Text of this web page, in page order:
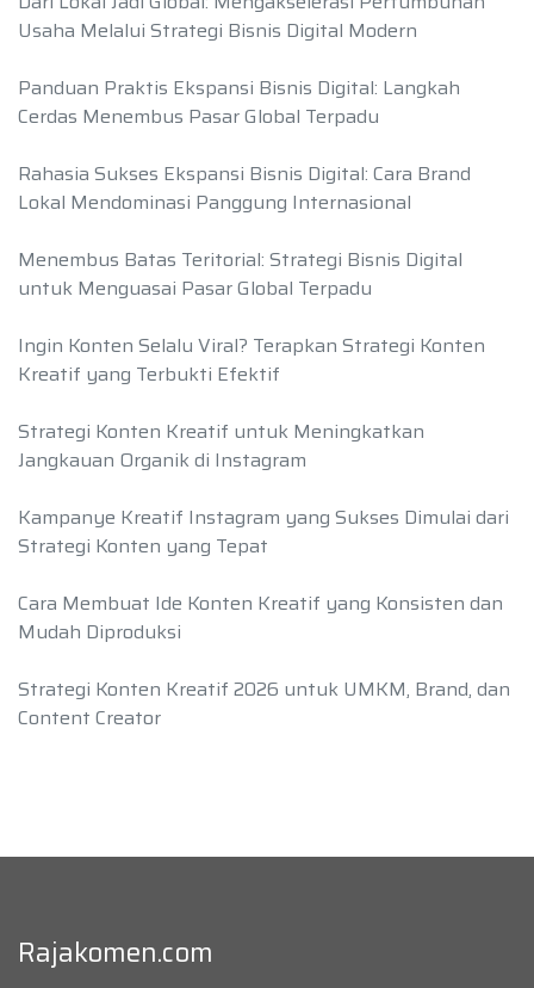
Usaha Melalui Strategi Bisnis Digital Modern
Panduan Praktis Ekspansi Bisnis Digital: Langkah
Cerdas Menembus Pasar Global Terpadu
Rahasia Sukses Ekspansi Bisnis Digital: Cara Brand
Lokal Mendominasi Panggung Internasional
Menembus Batas Teritorial: Strategi Bisnis Digital
untuk Menguasai Pasar Global Terpadu
Ingin Konten Selalu Viral? Terapkan Strategi Konten
Kreatif yang Terbukti Efektif
Strategi Konten Kreatif untuk Meningkatkan
Jangkauan Organik di Instagram
Kampanye Kreatif Instagram yang Sukses Dimulai dari
Strategi Konten yang Tepat
Cara Membuat Ide Konten Kreatif yang Konsisten dan
Mudah Diproduksi
Strategi Konten Kreatif 2026 untuk UMKM, Brand, dan
Content Creator
Rajakomen.com